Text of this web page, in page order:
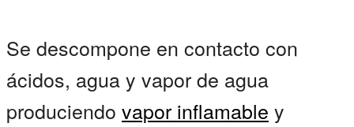
Se descompone en contacto con
ácidos, agua y vapor de agua
produciendo vapor inflamable y